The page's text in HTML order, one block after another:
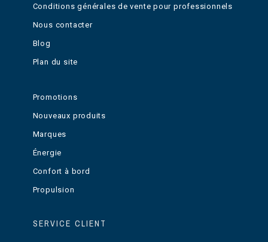
Conditions générales de vente pour professionnels
Nous contacter
Blog
Plan du site
Promotions
Nouveaux produits
Marques
Énergie
Confort à bord
Propulsion
SERVICE CLIENT